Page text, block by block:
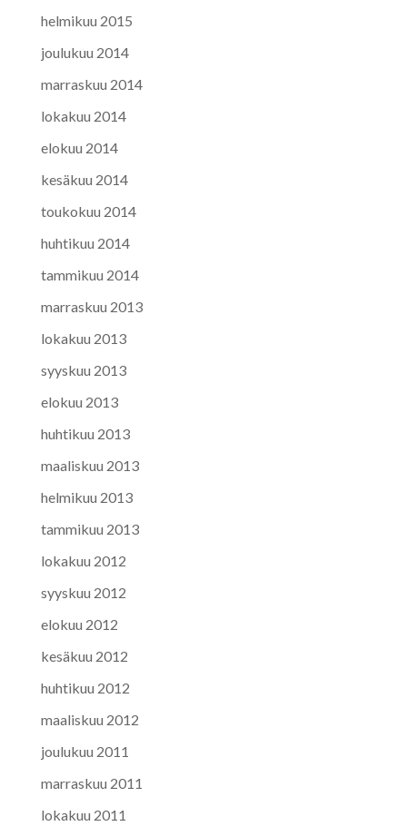
helmikuu 2015
joulukuu 2014
marraskuu 2014
lokakuu 2014
elokuu 2014
kesäkuu 2014
toukokuu 2014
huhtikuu 2014
tammikuu 2014
marraskuu 2013
lokakuu 2013
syyskuu 2013
elokuu 2013
huhtikuu 2013
maaliskuu 2013
helmikuu 2013
tammikuu 2013
lokakuu 2012
syyskuu 2012
elokuu 2012
kesäkuu 2012
huhtikuu 2012
maaliskuu 2012
joulukuu 2011
marraskuu 2011
lokakuu 2011